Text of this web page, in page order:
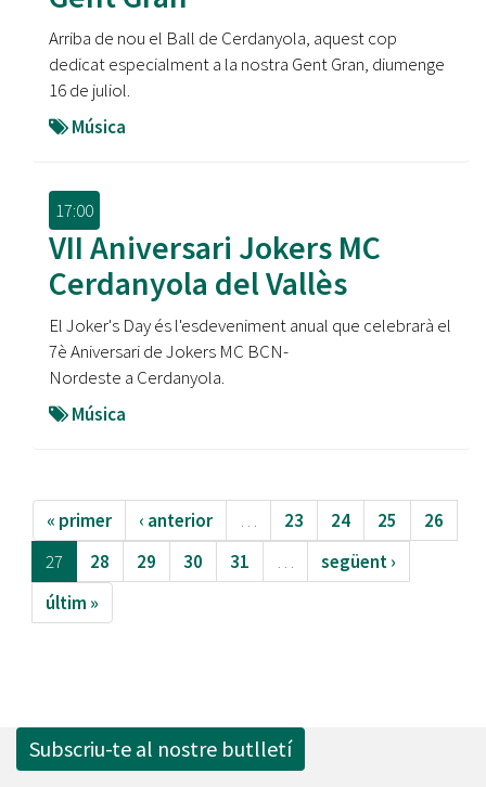
Arriba de nou el Ball de Cerdanyola, aquest cop
dedicat especialment a la nostra Gent Gran, diumenge
16 de juliol.
Música
17:00
VII Aniversari Jokers MC
Cerdanyola del Vallès
El Joker's Day és l'esdeveniment anual que celebrarà el
7è Aniversari de Jokers MC BCN-
Nordeste a Cerdanyola.
Música
« primer ‹ anterior … 23 24 25
26
27
28 29 30 31 …
següent ›
últim »
Subscriu-te al nostre butlletí